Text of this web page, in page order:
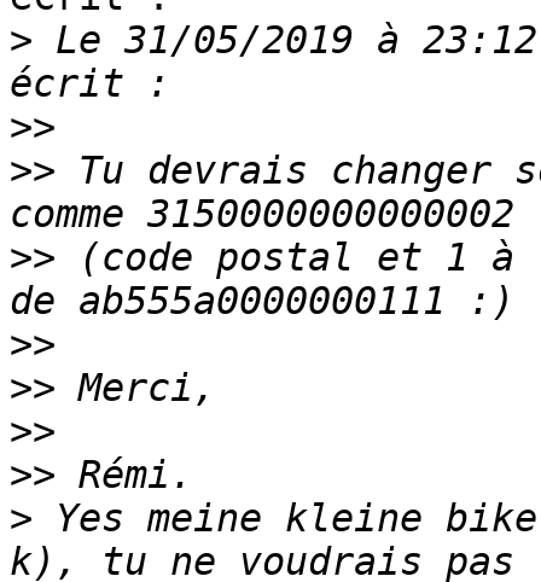
> Le 31/05/2019 à
>>
>> Tu devrais changer
>> (code postal et 1
>>
>>
>>
>>
> Yes meine kleine